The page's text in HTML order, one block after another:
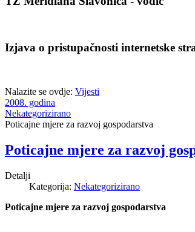
Izjava o pristupačnosti internetske
Nalazite se ovdje: Vijesti
2008. godina
Nekategorizirano
Poticajne mjere za razvoj gospodarstva
Poticajne mjere za razvoj
Detalji
Kategorija: Nekategorizirano
Poticajne mjere za razvoj gospodarstva